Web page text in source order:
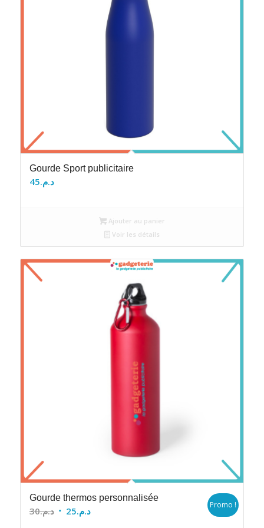
Gourde Sport publicitaire
د.م.45
Ajouter au panier
Voir les détails
Gourde thermos personnalisée
د.م.30
Le
د.م.25
Le
Promo !